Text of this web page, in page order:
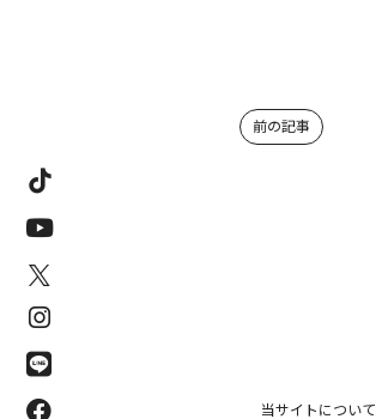
前の記事
当サイトについて